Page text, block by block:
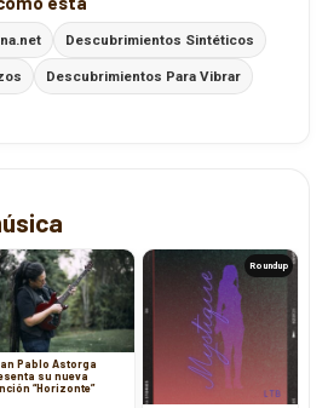
Descubrimientos Sintéticos
Descubrimientos Para Vibrar
Pablo Astorga
su nueva
“Horizonte”
Roundup